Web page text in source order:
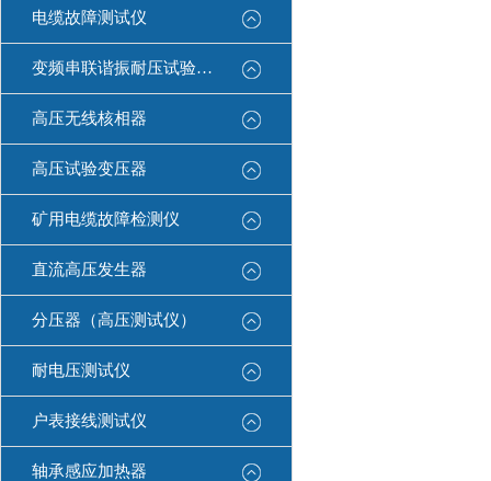
电缆故障测试仪
变频串联谐振耐压试验装置
高压无线核相器
高压试验变压器
矿用电缆故障检测仪
直流高压发生器
分压器（高压测试仪）
耐电压测试仪
户表接线测试仪
轴承感应加热器